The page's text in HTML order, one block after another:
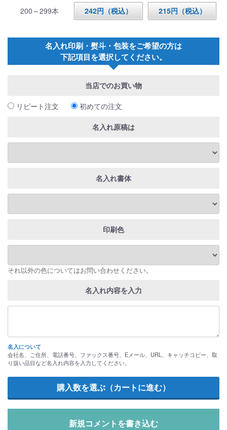
200～299本 242円（税込） 215円（税込）
名入れ印刷・熨斗・包装をご希望の方は
下記項目を選択してください。
当店でのお買い物
リピート注文 初めての注文
名入れ原稿は
名入れ書体
印刷色
それ以外の色についてはお問い合わせください。
名入れ内容を入力
名入について
会社名、ご住所、電話番号、ファックス番号、Eメール、URL、キャッチコピー、取
り扱い品目など名入れ内容を入力してください。
新規コメントを書き込む